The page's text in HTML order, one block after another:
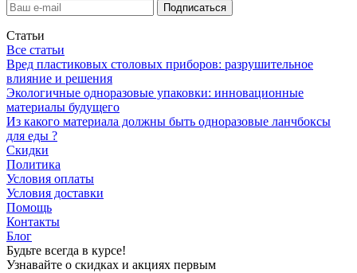
Статьи
Все статьи
Вред пластиковых столовых приборов: разрушительное
влияние и решения
Экологичные одноразовые упаковки: инновационные
материалы будущего
Из какого материала должны быть одноразовые ланчбоксы
для еды ?
Скидки
Политика
Условия оплаты
Условия доставки
Помощь
Контакты
Блог
Будьте всегда в курсе!
Узнавайте о скидках и акциях первым